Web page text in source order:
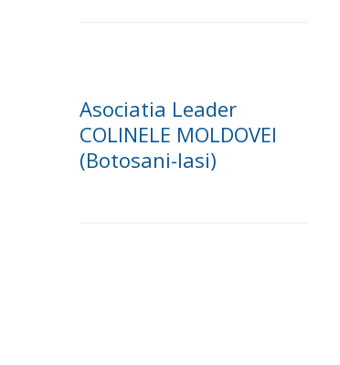
Asociatia Leader
COLINELE MOLDOVEI
(Botosani-Iasi)